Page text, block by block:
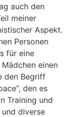
auch den
meiner
Aspekt.
Personen
für eine
einen
den Begriff
den es
Training und
diverse